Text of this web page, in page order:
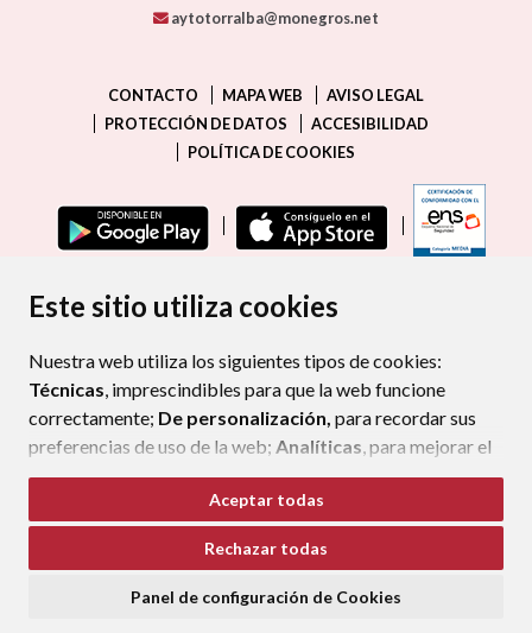
Este sitio utiliza cookies
Nuestra web utiliza los siguientes tipos de cookies:
Técnicas, imprescindibles para que la web funcione
correctamente; De personalización, para recordar sus
preferencias de uso de la web; Analíticas, para mejorar el
funcionamiento de la web y sus servicios.
Si acepta pulsando el botón“Aceptar todas”
consideramos que acepta su uso. Si pulsa el botón
ninguna acción, se guardarán las cookies técnicas
Aceptar todas
Rechazar todas
Panel de configuración de Cookies
aytotorralba@monegros.net
CONTACTO MAPA WEB
AVISO LEGAL
PROTECCIÓN DE DATOS
ACCESIBILIDAD
POLÍTICA DE COOKIES